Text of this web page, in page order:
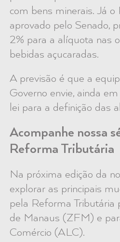
com bens minerais. Já
aprovado pelo Senado,
2% para a alíquota nas
bebidas açucaradas.
A previsão é que a
Governo envie, ainda
lei para a definição das
Acompanhe nossa
Reforma Tributária
Na próxima edição da
explorar as principais
pela Reforma Tributária
de Manaus (ZFM) e
Comércio (ALC).